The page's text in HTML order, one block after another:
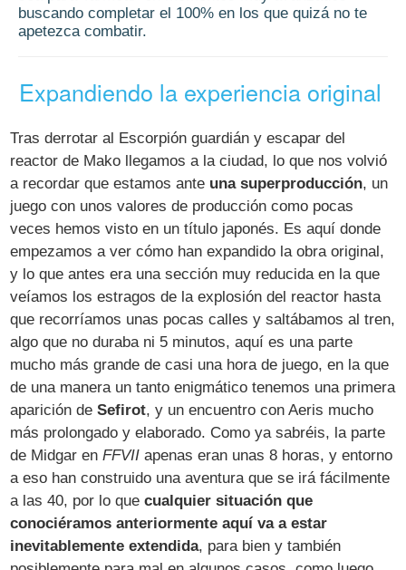
buscando completar el 100% en los que quizá no te
apetezca combatir.
Expandiendo la experiencia original
Tras derrotar al Escorpión guardián y escapar del
reactor de Mako llegamos a la ciudad, lo que nos volvió
a recordar que estamos ante una superproducción, un
juego con unos valores de producción como pocas
veces hemos visto en un título japonés. Es aquí donde
empezamos a ver cómo han expandido la obra original,
y lo que antes era una sección muy reducida en la que
veíamos los estragos de la explosión del reactor hasta
que recorríamos unas pocas calles y saltábamos al tren,
algo que no duraba ni 5 minutos, aquí es una parte
mucho más grande de casi una hora de juego, en la que
de una manera un tanto enigmático tenemos una primera
aparición deSefirot, y un encuentro con Aeris mucho
más prolongado y elaborado. Como ya sabréis, la parte
de Midgar enFFVII apenas eran unas 8 horas, y entorno
a eso han construido una aventura que se irá fácilmente
a las 40, por lo quecualquier situación que
conociéramos anteriormente aquí va a estar
inevitablemente extendida, para bien y también